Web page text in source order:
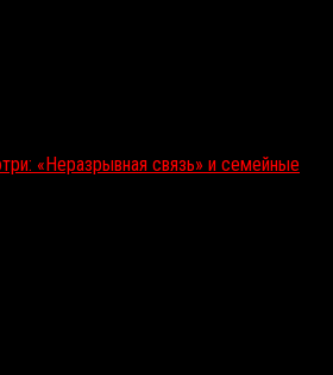
«Неразрывная связь» и семейные